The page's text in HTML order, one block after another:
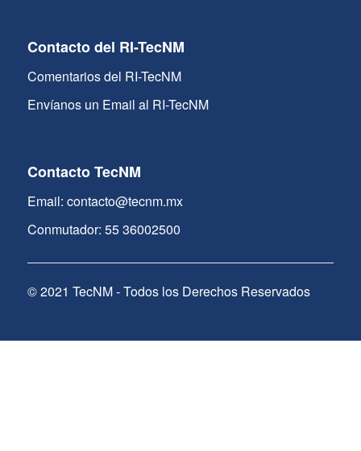
Contacto del RI-TecNM
Comentarios del RI-TecNM
Envíanos un Email al RI-TecNM
Contacto TecNM
Email: contacto@tecnm.mx
Conmutador: 55 36002500
© 2021 TecNM - Todos los Derechos Reservados